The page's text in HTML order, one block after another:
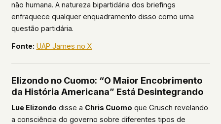
não humana. A natureza bipartidária dos briefings
enfraquece qualquer enquadramento disso como uma
questão partidária.
Fonte: UAP James no X
Elizondo no Cuomo: “O Maior Encobrimento
da História Americana” Está Desintegrando
Lue Elizondo disse a Chris Cuomo que Grusch revelando
a consciência do governo sobre diferentes tipos de